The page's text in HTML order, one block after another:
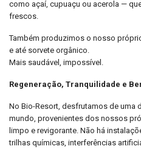
como açaí, cupuaçu ou acerola —
frescos.
Também produzimos o nosso
e até sorvete orgânico.
Mais saudável, impossível.
Regeneração, Tranquilidade e
No Bio-Resort, desfrutamos de uma
mundo, provenientes dos nossos
limpo e revigorante. Não há
trilhas químicas, interferências